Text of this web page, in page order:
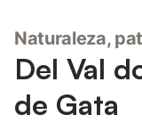
Naturaleza,
Del Val
de Gata